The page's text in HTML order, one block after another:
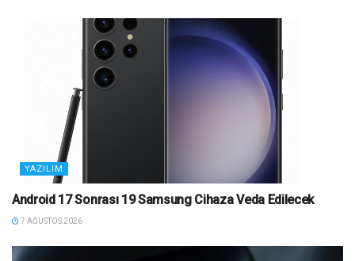
YAZILIM
Android 17 Sonrası 19 Samsung Cihaza Veda Edilecek
7 AĞUSTOS 2026